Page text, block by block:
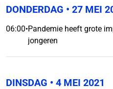
DONDERDAG • 27 MEI
06:00•Pandemie heeft grote
jongeren
DINSDAG • 4 MEI 2021